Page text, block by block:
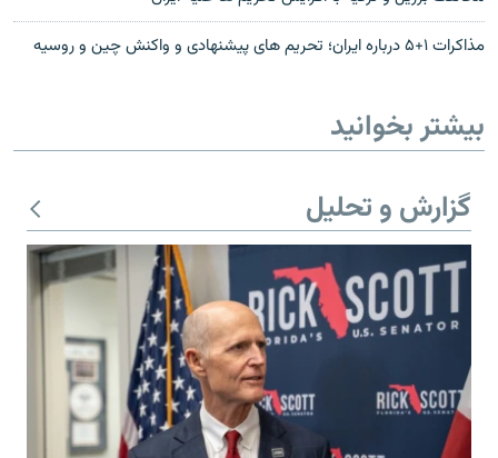
مذاکرات ۱+۵ درباره ايران؛ تحریم های پیشنهادی و واکنش چین و روسیه
بیشتر بخوانید
گزارش و تحلیل